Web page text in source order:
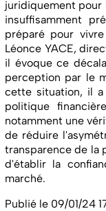
juridiquement pour
insuffisamment
préparé pour
Léonce YACE,
il évoque ce
perception par le
cette situation, il a
politique
notamment une
de réduire
transparence de la
d'établir la
marché.
Publié le 09/01/24